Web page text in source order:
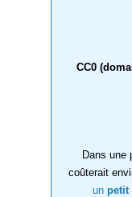
CC0
Dans une
coûterait
un petit